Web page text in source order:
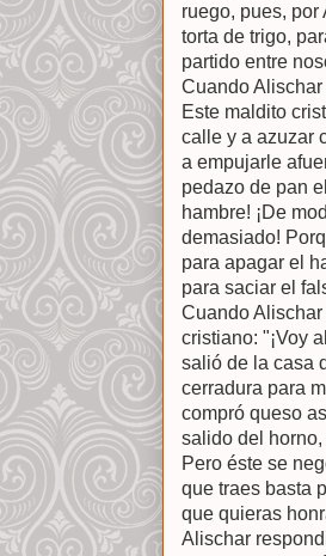
ruego, pues,
torta de trigo,
partido entre
Cuando
Este maldito
calle y a azuzar
a empujarle
pedazo de pan
hambre! ¡De
demasiado!
para apagar el
para saciar el
Cuando
cristiano: "¡Voy
salió de la casa
cerradura para
compró queso
salido del
Pero éste se
que traes basta
que quieras
Alischar